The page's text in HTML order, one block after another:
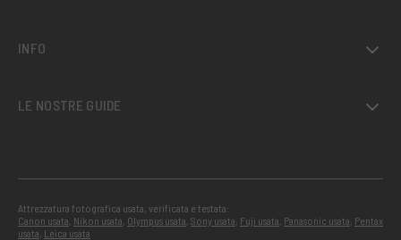
INFO
LE NOSTRE GUIDE
Attrezzatura fotografica usata, verificata e testata:
Canon usata, Nikon usata, Olympus usata, Sony usata, Fuji usata, Panasonic usata, Pentax
usata, Leica usata